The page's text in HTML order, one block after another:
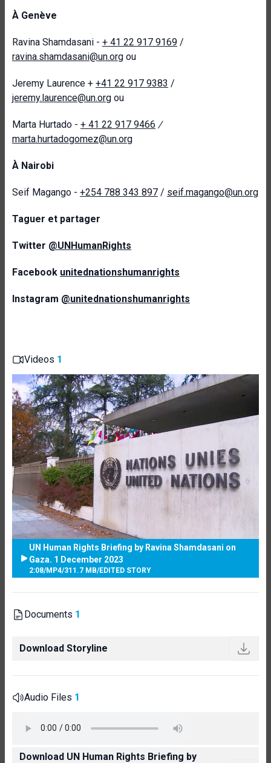
À Genève
Ravina Shamdasani - + 41 22 917 9169 /
ravina.shamdasani@un.org ou
Jeremy Laurence + +41 22 917 9383 /
jeremy.laurence@un.org ou
Marta Hurtado - + 41 22 917 9466 /
marta.hurtadogomez@un.org
À Nairobi
Seif Magango - +254 788 343 897 / seif.magango@un.org
Taguer et partager
Twitter @UNHumanRights
Facebook unitednationshumanrights
Instagram @unitednationshumanrights
Videos 1
UN Human Rights Briefing by Ravina Shamdasani on
Gaza. 1 December 2023
2:08/MP4/311.7 MB/EDITED STORY
Documents 1
Download Storyline
Audio Files 1
Download UN Human Rights Briefing by